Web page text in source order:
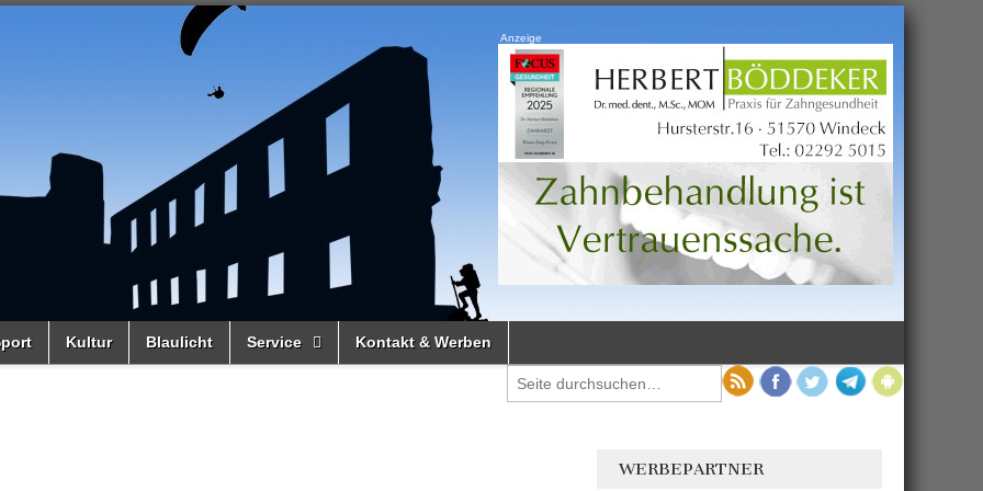
Anzeige
Kultur Blaulicht Service Kontakt & Werben
WERBEPARTNER